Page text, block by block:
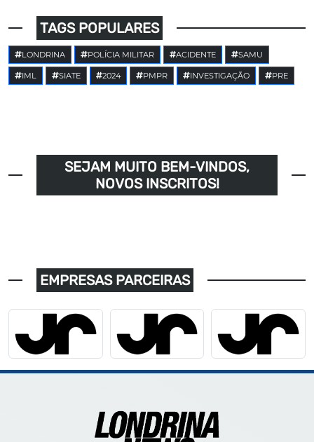
TAGS POPULARES
LONDRINA POLÍCIA MILITAR ACIDENTE SAMU
IML SIATE 2024 PMPR INVESTIGAÇÃO PRE
SEJAM MUITO BEM-VINDOS,
NOVOS INSCRITOS!
EMPRESAS PARCEIRAS